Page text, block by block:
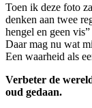
Toen ik deze foto
denken aan twee
hengel en geen
Daar mag nu wat
Een waarheid als
Verbeter de
oud gedaan.